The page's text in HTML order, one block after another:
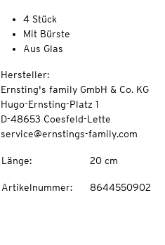
4 Stück
Mit Bürste
Aus Glas
Hersteller:
Ernsting's family GmbH & Co. KG
Hugo-Ernsting-Platz 1
D-48653 Coesfeld-Lette
service@ernstings-family.com
Länge: 20 cm
Artikelnummer: 8644550902